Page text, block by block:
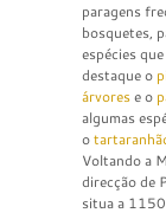
paragens
bosquetes,
espécies
destaque o
árvorese o
algumas
o
Voltando a
direcção de
situa a